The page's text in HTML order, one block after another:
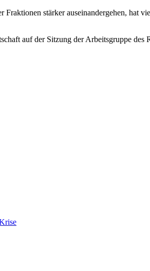
stärker auseinandergehen, hat
auf der Sitzung der Arbeitsgruppe des